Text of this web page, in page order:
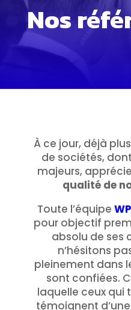
Nos
À ce jour, déjà
de sociétés,
majeurs,
qualité de
Toute l’équipe
pour objectif
absolu de ses
n’hésitons
pleinement dans
sont confiées.
laquelle ceux qui
témoignent